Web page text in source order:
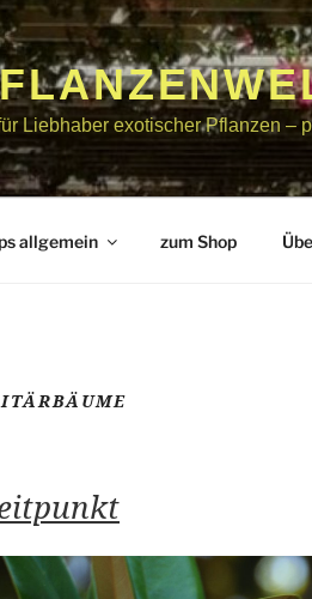
Liebhaber exotischer Pflanzen –
allgemein zum Shop